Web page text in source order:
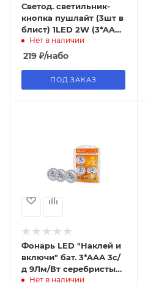
Светод. светильник-
кнопка пушлайт (3шт в
блист) 1LED 2W (3*AAA
в комплект не входят),
69*25мм, бел
Нет в наличии
219 ₽/набо
ПОД ЗАКАЗ
Фонарь LED "Наклей и
включи" бат. 3*AAА 3с/
д 9Лм/Вт серебристый
3шт/набор TDM
Нет в наличии